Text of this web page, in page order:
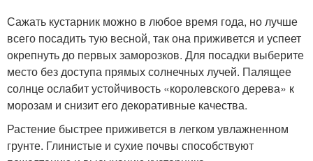
Сажать кустарник можно в любое время года, но лучше
всего посадить тую весной, так она приживется и успеет
окрепнуть до первых заморозков. Для посадки выберите
место без доступа прямых солнечных лучей. Палящее
солнце ослабит устойчивость «королевского дерева» к
морозам и снизит его декоративные качества.
Растение быстрее приживется в легком увлажненном
грунте. Глинистые и сухие почвы способствуют